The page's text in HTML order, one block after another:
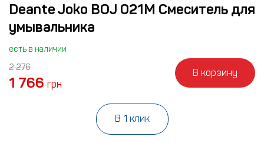
Deante Joko BOJ 021M Смеситель для
умывальника
есть в наличии
2 276
1 766 грн
В корзину
В 1 клик